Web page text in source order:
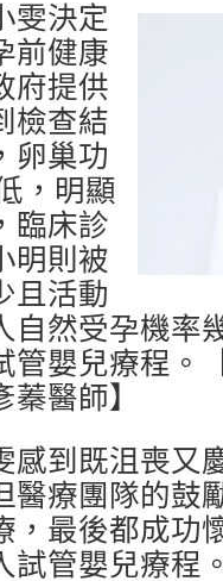
雯決定
前健康
府提供
檢查結
卵巢功
，明顯
臨床診
明則被
且活動
自然受孕機率
管嬰兒療程。
醫師】
感到既沮喪又
醫療團隊的鼓
，最後都成功
試管嬰兒療程